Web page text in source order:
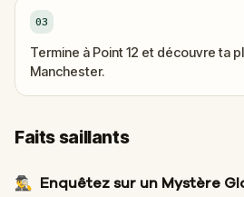
03
Termine à Point 12 et découvre ta
Manchester.
Faits saillants
🕵️‍♂️ Enquêtez sur un Mystère